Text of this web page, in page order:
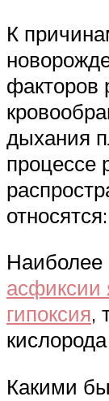
К
факторов
дыхания
процессе
относятся:
Наиболее
асфиксии
гипоксия,
Какими